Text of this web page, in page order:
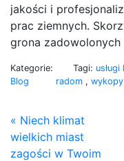
jakości i
prac ziemnych.
grona zadowolonych
Kategorie:
Blog
Tagi:
radom ,
« Niech klimat
wielkich miast
zagości w Twoim